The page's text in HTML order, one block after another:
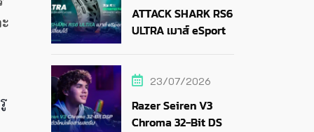
ATTACK SHARK RS6
ULTRA เมาส์ eSports
23/07/2026
Razer Seiren V3
Chroma 32-Bit DSP